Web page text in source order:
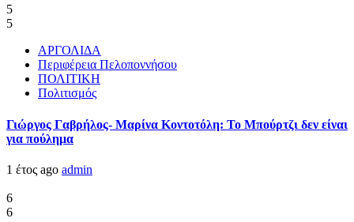
5
5
ΑΡΓΟΛΙΔΑ
Περιφέρεια Πελοποννήσου
ΠΟΛΙΤΙΚΗ
Πολιτισμός
Γιώργος Γαβρήλος- Μαρίνα Κοντοτόλη: Το Μπούρτζι δεν είναι
για πούλημα
1 έτος ago admin
6
6